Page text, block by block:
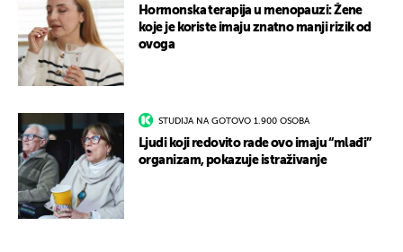
Hormonska terapija u menopauzi: Žene
koje je koriste imaju znatno manji rizik od
ovoga
STUDIJA NA GOTOVO 1.900 OSOBA
Ljudi koji redovito rade ovo imaju “mlađi”
organizam, pokazuje istraživanje